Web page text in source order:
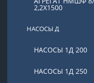
2,2Х1500
НАСОСЫ Д
НАСОСЫ 1Д 200
НАСОСЫ 1Д 250